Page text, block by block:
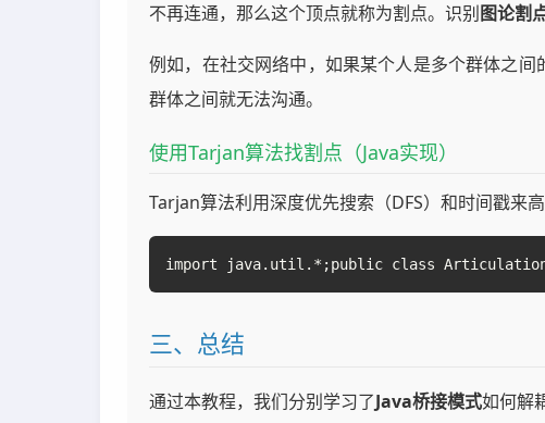
不再连通，那么这个顶点就称为割点。识别图论割
例如，在社交网络中，如果某个人是多个群体之间
群体之间就无法沟通。
使用Tarjan算法找割点（Java实现）
Tarjan算法利用深度优先搜索（DFS）和时间戳来
import java.util.*;public class
三、总结
通过本教程，我们分别学习了Java桥接模式如何解